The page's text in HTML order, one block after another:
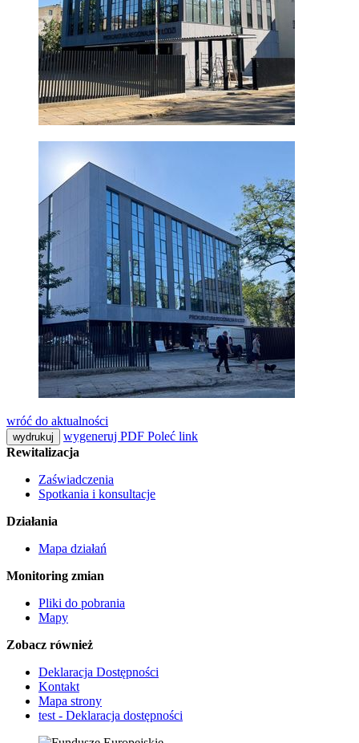
wróć do aktualności
wydrukuj wygeneruj PDF Poleć link
Rewitalizacja
Zaświadczenia
Spotkania i konsultacje
Działania
Mapa działań
Monitoring zmian
Pliki do pobrania
Mapy
Zobacz również
Deklaracja Dostępności
Kontakt
Mapa strony
test - Deklaracja dostępności